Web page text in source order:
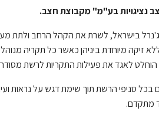
נציגויות בע"מ" מקבוצת חצב.
לאגד את פעילות התקריות לרשת מסודרת
סניפי הרשת תוך שימת דגש על נראות
מתקדם.